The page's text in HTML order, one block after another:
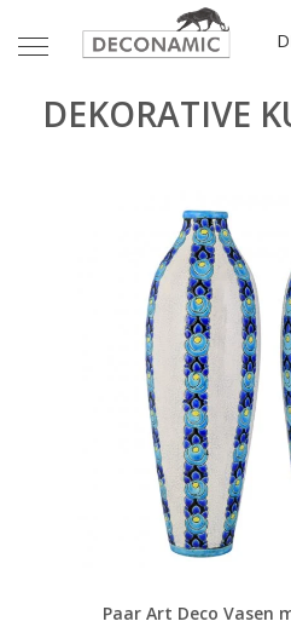
DEKORATIVE
Paar Art Deco Vasen